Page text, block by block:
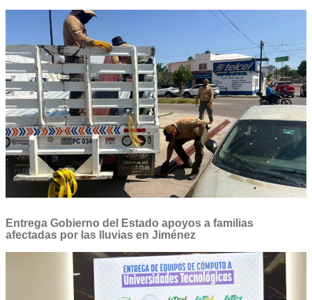
Entrega Gobierno del Estado apoyos a familias
afectadas por las lluvias en Jiménez